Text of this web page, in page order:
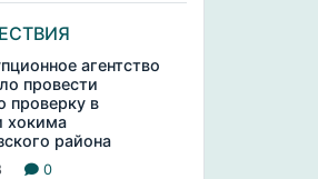
агентство
провести
проверку в
хокима
района
0